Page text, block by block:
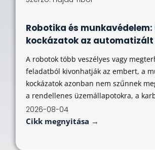
Robotika és munkavédelem:
kockázatok az automatizált
A robotok több veszélyes vagy
feladatból kivonhatják az embert, a
kockázatok azonban nem szűnnek
a rendellenes üzemállapotokra, a
2026-08-04
Cikk megnyitása →